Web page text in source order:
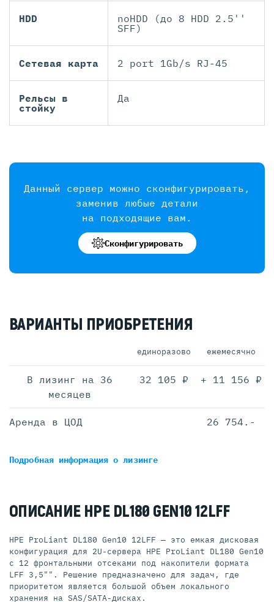
HDD
noHDD (до 8 HDD 2.5''
SFF)
Сетевая карта 2 port 1Gb/s RJ-45
Рельсы в
стойку
Да
Данный сервер можно сконфигурировать,
заменив любые детали
на подходящие вам.
Сконфигурировать
ВАРИАНТЫ ПРИОБРЕТЕНИЯ
единоразово ежемесячно
В лизинг на 36
месяцев
32 105 ₽ + 11 156 ₽
Аренда в ЦОД 26 754.-
Подробная информацияо лизинге
ОПИСАНИЕ HPE DL180 GEN10 12LFF
HPE ProLiant DL180 Gen10 12LFF — это емкая дисковая
конфигурация для 2U-сервера HPE ProLiant DL180 Gen10
с 12 фронтальными отсеками под накопители формата
LFF 3,5"". Решение предназначено для задач, где
приоритетом является большой объем локального
хранения на SAS/SATA-дисках.